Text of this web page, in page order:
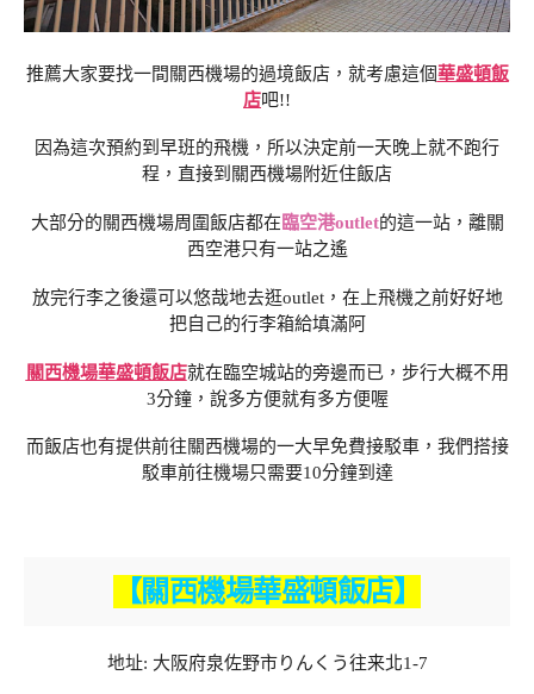
推薦大家要找一間關西機場的過境飯店，就考慮這個華盛頓飯
店吧!!
因為這次預約到早班的飛機，所以決定前一天晚上就不跑行
程，直接到關西機場附近住飯店
大部分的關西機場周圍飯店都在臨空港outlet的這一站，離關
西空港只有一站之遙
放完行李之後還可以悠哉地去逛outlet，在上飛機之前好好地
把自己的行李箱給填滿阿
關西機場華盛頓飯店就在臨空城站的旁邊而已，步行大概不用
3分鐘，說多方便就有多方便喔
而飯店也有提供前往關西機場的一大早免費接駁車，我們搭接
駁車前往機場只需要10分鐘到達
【關西機場華盛頓飯店】
地址: 大阪府泉佐野市りんくう往来北1-7